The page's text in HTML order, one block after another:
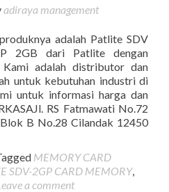
adiraya management
adalah Patlite SDV
2GB dari Patlite dengan
adalah distributor dan
untuk kebutuhan industri di
untuk informasi harga dan
RS Fatmawati No.72
B No.28 Cilandak 12450
MEMORY CARD
SDV-2GP CARD MEMORY,
a comment